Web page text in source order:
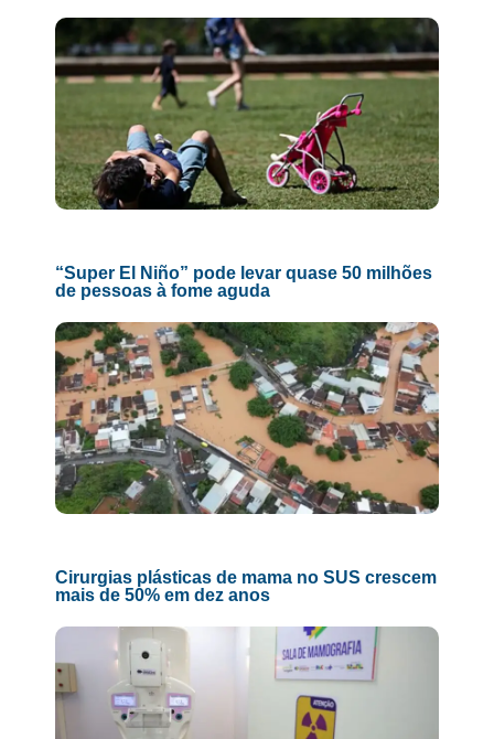
“Super El Niño” pode levar quase 50 milhões
de pessoas à fome aguda
Cirurgias plásticas de mama no SUS crescem
mais de 50% em dez anos